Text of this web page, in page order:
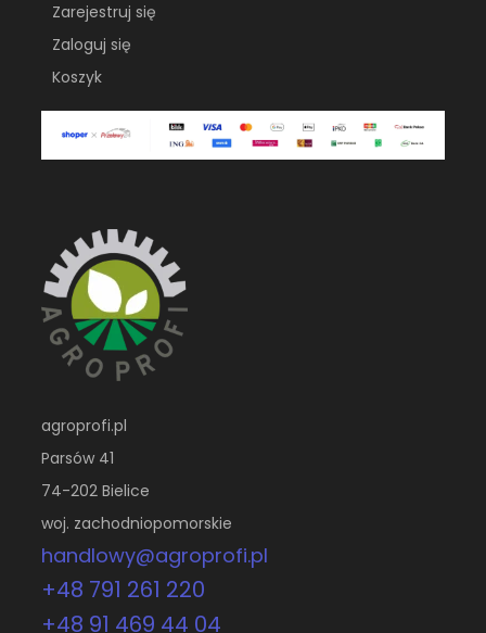
Zarejestruj się
Zaloguj się
Koszyk
agroprofi.pl
Parsów 41
74-202 Bielice
woj. zachodniopomorskie
handlowy@agroprofi.pl
+48 791 261 220
+48 91 469 44 04